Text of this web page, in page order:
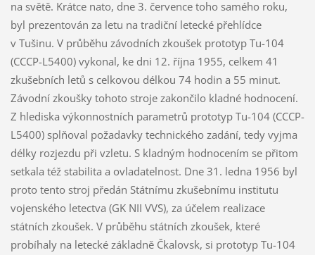
na světě. Krátce nato, dne 3. července toho samého roku,
byl prezentován za letu na tradiční letecké přehlídce
v Tušinu. V průběhu závodních zkoušek prototyp Tu-104
(CCCP-L5400) vykonal, ke dni 12. října 1955, celkem 41
zkušebních letů s celkovou délkou 74 hodin a 55 minut.
Závodní zkoušky tohoto stroje zakončilo kladné hodnocení.
Z hlediska výkonnostních parametrů prototyp Tu-104 (CCCP-
L5400) splňoval požadavky technického zadání, tedy vyjma
délky rozjezdu při vzletu. S kladným hodnocením se přitom
setkala též stabilita a ovladatelnost. Dne 31. ledna 1956 byl
proto tento stroj předán Státnímu zkušebnímu institutu
vojenského letectva (GK NII VVS), za účelem realizace
státních zkoušek. V průběhu státních zkoušek, které
probíhaly na letecké základně Čkalovsk, si prototyp Tu-104